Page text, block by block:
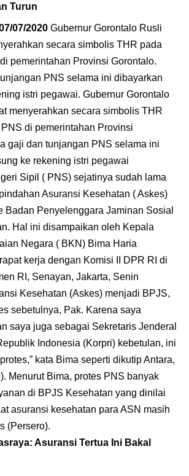
Turun
07/2020 Gubernur Gorontalo Rusli
secara simbolis THR pada
pemerintahan Provinsi Gorontalo.
PNS selama ini dibayarkan
istri pegawai. Gubernur Gorontalo
menyerahkan secara simbolis THR
di pemerintahan Provinsi
gaji dan tunjangan PNS selama ini
ke rekening istri pegawai
Sipil ( PNS) sejatinya sudah lama
Asuransi Kesehatan ( Askes)
Badan Penyelenggara Jaminan Sosial
Hal ini disampaikan oleh Kepala
Negara ( BKN) Bima Haria
kerja dengan Komisi II DPR RI di
RI, Senayan, Jakarta, Senin
Kesehatan (Askes) menjadi BPJS,
sebetulnya, Pak. Karena saya
saya juga sebagai Sekretaris Jenderal
Indonesia (Korpri) kebetulan, ini
kata Bima seperti dikutip Antara,
Menurut Bima, protes PNS banyak
di BPJS Kesehatan yang dinilai
asuransi kesehatan para ASN masih
(Persero).
Asuransi Tertua Ini Bakal